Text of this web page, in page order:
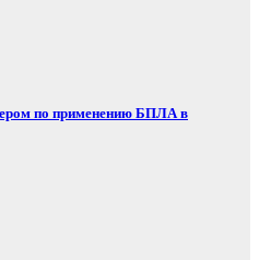
по применению БПЛА в